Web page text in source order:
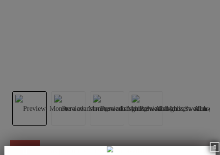
This product is currently not available.